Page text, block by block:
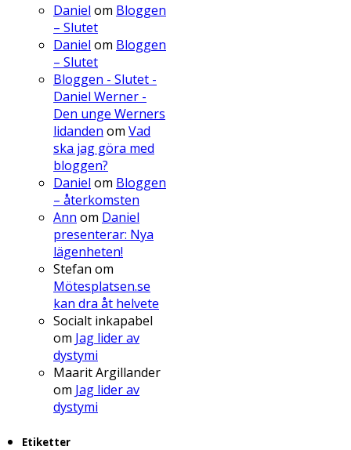
Daniel om Bloggen
– Slutet
Daniel om Bloggen
– Slutet
Bloggen - Slutet -
Daniel Werner -
Den unge Werners
lidanden om Vad
ska jag göra med
bloggen?
Daniel om Bloggen
– återkomsten
Ann om Daniel
presenterar: Nya
lägenheten!
Stefan om
Mötesplatsen.se
kan dra åt helvete
Socialt inkapabel
om Jag lider av
dystymi
Maarit Argillander
om Jag lider av
dystymi
Etiketter